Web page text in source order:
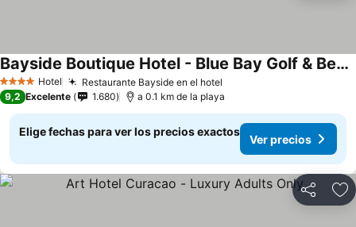
4 EstrellasHotel Restaurante Bayside en el hotel
Bayside Boutique Hotel - Blue Bay Golf & Beach Resort
Ver precios
9,2 Excelente 1.680 a 0.1 km de la playa
Elige fechas para ver los precios exactos
Ver precios
Compartir